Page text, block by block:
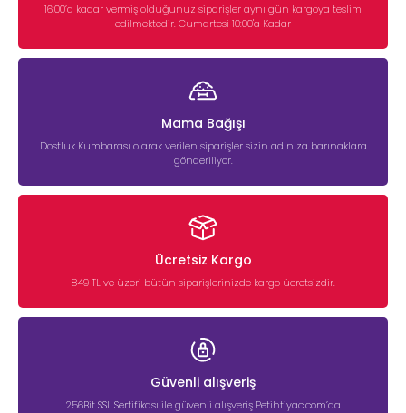
16:00’a kadar vermiş olduğunuz siparişler aynı gün kargoya teslim
edilmektedir. Cumartesi 10:00'a Kadar
Mama Bağışı
Dostluk Kumbarası olarak verilen siparişler sizin adınıza barınaklara
gönderiliyor.
Ücretsiz Kargo
849 TL ve üzeri bütün siparişlerinizde kargo ücretsizdir.
Güvenli alışveriş
256Bit SSL Sertifikası ile güvenli alışveriş Petihtiyac.com’da